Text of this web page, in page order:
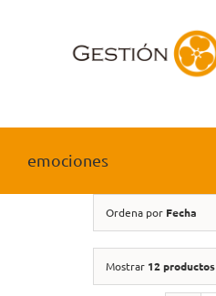
emociones
Ordena por Fecha
Mostrar 12 productos